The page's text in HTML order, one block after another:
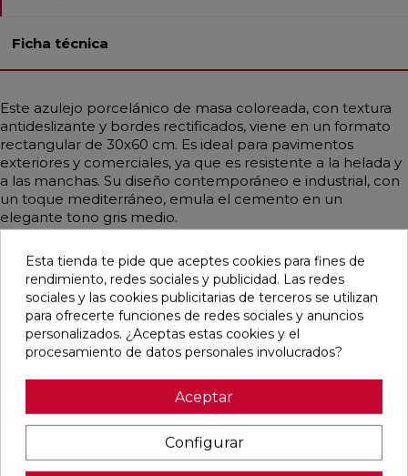
Ficha técnica
Este azulejo porcelánico de masa coloreada, con textura
antideslizante y bordes rectificados, viene en un formato
rectangular de 30x60 cm. Es ideal para pavimentos
exteriores y comerciales, ya que es resistente a la helada y
a las manchas. Su diseño contemporáneo e industrial, con
un toque mediterráneo, emula el cemento en un
elegante tono gris medio.
Pensamos que te puede interesar
MATE
33,3X33,3
favorite
UNIQ MOON
29,5X59,5
RECTIFICADO
favorite
CONCEPT
MOON MATE
29,5X59,5
RECTIFICADO
favorite
29,5X59,5
RECTIFICADO
Esta tienda te pide que aceptes cookies para fines de
rendimiento, redes sociales y publicidad. Las redes
sociales y las cookies publicitarias de terceros se utilizan
para ofrecerte funciones de redes sociales y anuncios
personalizados. ¿Aceptas estas cookies y el
procesamiento de datos personales involucrados?
Aceptar
Configurar